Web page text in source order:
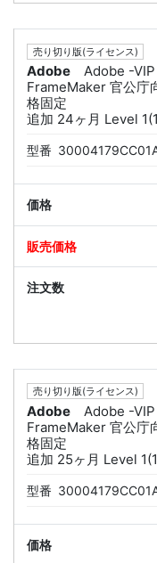
売り切り版(ライセンス)
Adobe
Adobe -
FrameMaker 官公庁
格固定
追加 24ヶ月 Level
型番
売り切り版(ライセンス)
Adobe
Adobe -
FrameMaker 官公庁
格固定
追加 25ヶ月 Level
型番